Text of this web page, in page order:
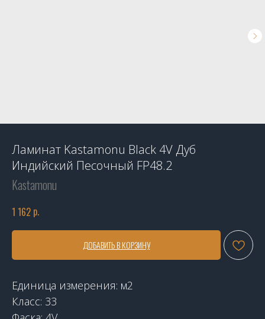
Ламинат Kastamonu Black 4V Дуб
Индийский Песочный FP48.2
Kastamonu
1 162 р.
ДОБАВИТЬ В КОРЗИНУ
Единица измерения: м2
Класс: 33